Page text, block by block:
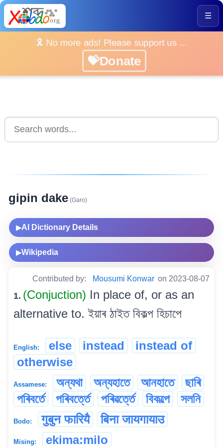
☰
🎗️ No more ads! Please support us ...
💝Donate
gipin dake (Garo)
▶AI Dictionary Details
▶Wikipedia
Contributed by: Mousumi Konwar on 2023-08-07
1. (Conjuction) In place of, or as an
alternative to. ইয়াৰ ঠাইত বিকল্প হিচাপে
English: else instead
instead of
otherwise
Assamese: অন্যথা অন্যহাতে আনহাতে
ছাৰি
পৰিবৰ্তে
পৰিবৰ্ত্তে পৰিৱৰ্ত্তে বিকল্পে সলনি
Bodo: गुबुन फारियै बिना जायगायाउ
Mising: ekima:milo